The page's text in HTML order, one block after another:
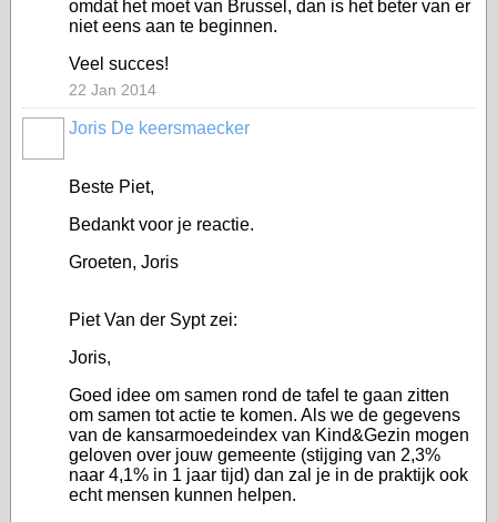
omdat het moet van Brussel, dan is het beter van er
niet eens aan te beginnen.
Veel succes!
22 Jan 2014
Joris De keersmaecker
Beste Piet,
Bedankt voor je reactie.
Groeten, Joris
Piet Van der Sypt zei:
Joris,
Goed idee om samen rond de tafel te gaan zitten
om samen tot actie te komen. Als we de gegevens
van de kansarmoedeindex van Kind&Gezin mogen
geloven over jouw gemeente (stijging van 2,3%
naar 4,1% in 1 jaar tijd) dan zal je in de praktijk ook
echt mensen kunnen helpen.